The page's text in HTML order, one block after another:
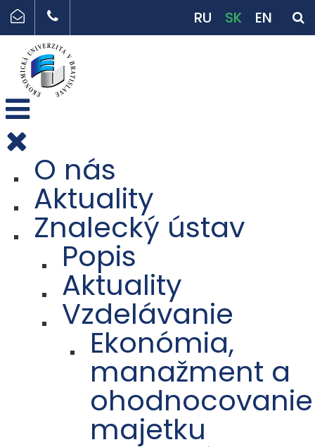
RU SK EN
O nás
Aktuality
Znalecký ústav
Popis
Aktuality
Vzdelávanie
Ekonómia,
manažment a
ohodnocovanie
majetku